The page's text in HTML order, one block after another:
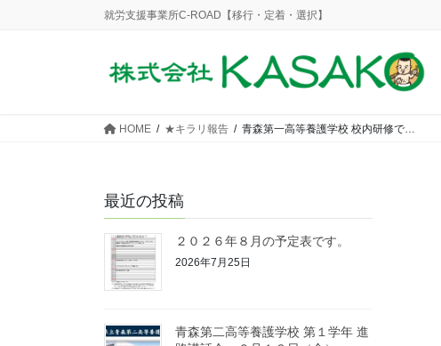
就労支援事業所C-ROAD【移行・定着・選択】
HOME ★キラリ報告 青森第一高等養護学校 校内研修で…
最近の投稿
２０２６年８月の予定表です。
2026年7月25日
青森第二高等養護学校 第１学年 進